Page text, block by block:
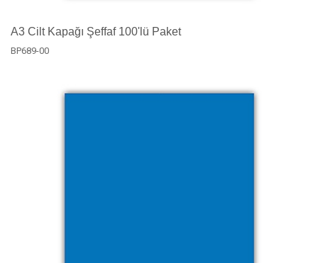
A3 Cilt Kapağı Şeffaf 100'lü Paket
BP689-00